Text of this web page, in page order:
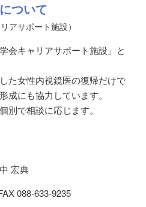
について
アサポート施設）
会キャリアサポート施設」と
た女性内視鏡医の復帰だけで
成にも協力しています。
別で相談に応じます。
宏典
088-633-9235